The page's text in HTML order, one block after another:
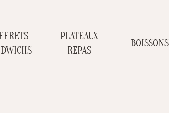
PLATEAUX
REPAS
BOISSONS